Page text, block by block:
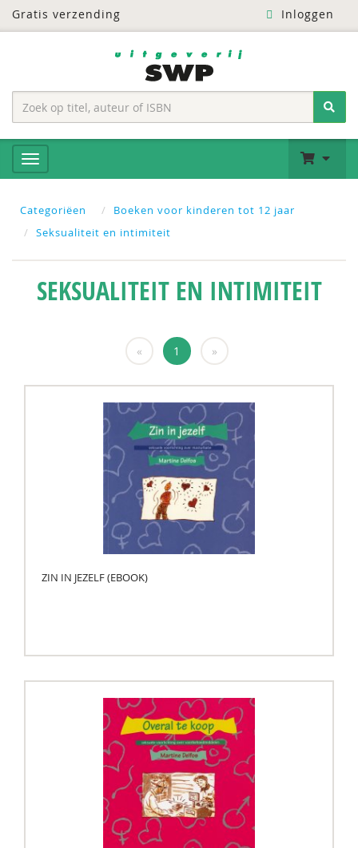
Gratis verzending Inloggen
Categoriëen
Boeken voor kinderen tot 12 jaar
Seksualiteit en intimiteit
SEKSUALITEIT EN INTIMITEIT
« 1 »
ZIN IN JEZELF (EBOOK)